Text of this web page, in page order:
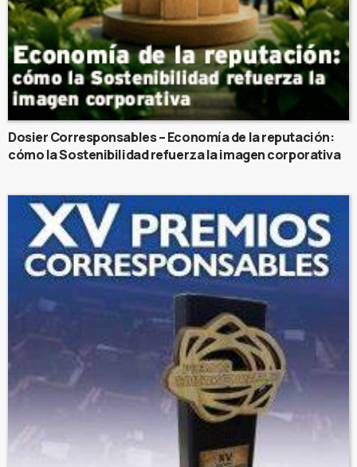
Dosier Corresponsables – Economía de la reputación:
cómo la Sostenibilidad refuerza la imagen corporativa